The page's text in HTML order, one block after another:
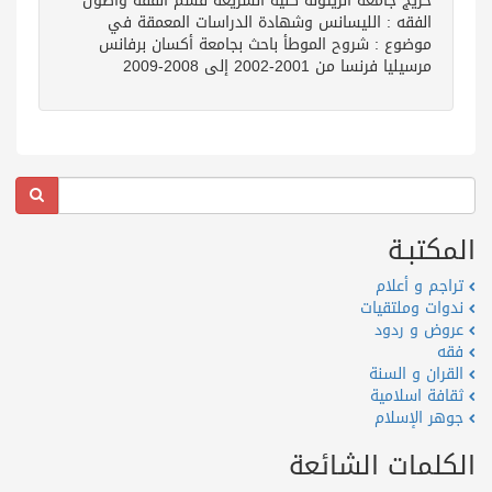
الفقه : الليسانس وشهادة الدراسات المعمقة في
موضوع : شروح الموطأ باحث بجامعة أكسان برفانس
مرسيليا فرنسا من 2001-2002 إلى 2008-2009
المكتبـة
تراجم و أعلام
ندوات وملتقيات
عروض و ردود
فقه
القران و السنة
ثقافة اسلامية
جوهر الإسلام
الكلمات الشائعة